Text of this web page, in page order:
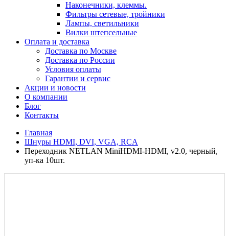
Наконечники, клеммы.
Фильтры сетевые, тройники
Лампы, светильники
Вилки штепсельные
Оплата и доставка
Доставка по Москве
Доставка по России
Условия оплаты
Гарантии и сервис
Акции и новости
О компании
Блог
Контакты
Главная
Шнуры HDMI, DVI, VGA, RCA
Переходник NETLAN MiniHDMI-HDMI, v2.0, черный,
уп-ка 10шт.